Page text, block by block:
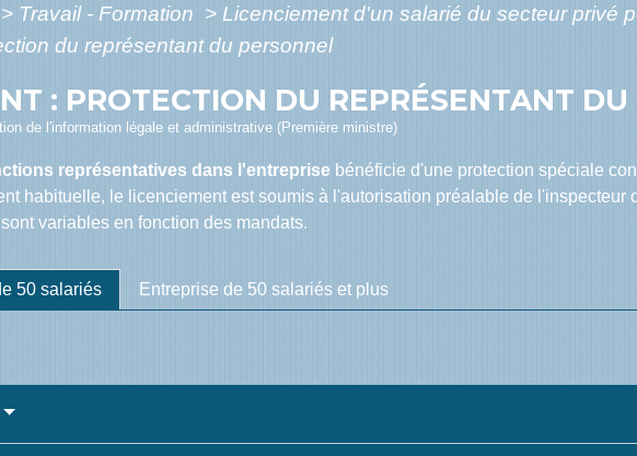
> Travail - Formation > Licenciement d'un salarié du secteur privé
du représentant du personnel
: PROTECTION DU REPRÉSENTANT
de l'information légale et administrative (Première ministre)
représentatives dans l'entreprise bénéficie d'une protection spéciale
habituelle, le licenciement est soumis à l'autorisation préalable de l'inspecteur
variables en fonction des mandats.
50 salariés Entreprise de 50 salariés et plus